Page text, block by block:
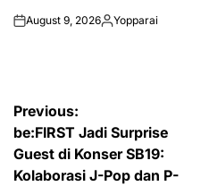
onAugust 9, 2026Posted
Yopparai
Post
navigation
Previous:
be:FIRST Jadi Surprise
Guest di Konser SB19:
Kolaborasi J-Pop dan P-